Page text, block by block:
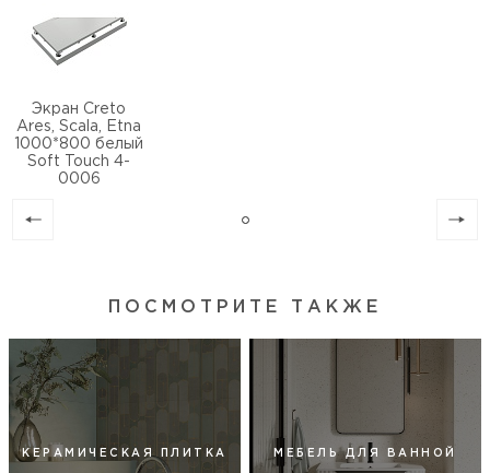
Экран Creto
Ares, Scala, Etna
1000*800 белый
Soft Touch 4-
0006
ПОСМОТРИТЕ ТАКЖЕ
КЕРАМИЧЕСКАЯ ПЛИТКА МЕБЕЛЬ ДЛЯ ВАННОЙ